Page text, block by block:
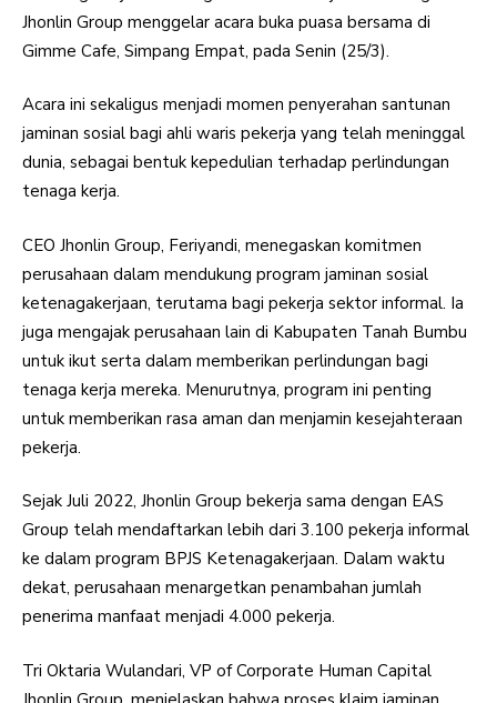
Jhonlin Group menggelar acara buka puasa bersama di
Gimme Cafe, Simpang Empat, pada Senin (25/3).
Acara ini sekaligus menjadi momen penyerahan santunan
jaminan sosial bagi ahli waris pekerja yang telah meninggal
dunia, sebagai bentuk kepedulian terhadap perlindungan
tenaga kerja.
CEO Jhonlin Group, Feriyandi, menegaskan komitmen
perusahaan dalam mendukung program jaminan sosial
ketenagakerjaan, terutama bagi pekerja sektor informal. Ia
juga mengajak perusahaan lain di Kabupaten Tanah Bumbu
untuk ikut serta dalam memberikan perlindungan bagi
tenaga kerja mereka. Menurutnya, program ini penting
untuk memberikan rasa aman dan menjamin kesejahteraan
pekerja.
Sejak Juli 2022, Jhonlin Group bekerja sama dengan EAS
Group telah mendaftarkan lebih dari 3.100 pekerja informal
ke dalam program BPJS Ketenagakerjaan. Dalam waktu
dekat, perusahaan menargetkan penambahan jumlah
penerima manfaat menjadi 4.000 pekerja.
Tri Oktaria Wulandari, VP of Corporate Human Capital